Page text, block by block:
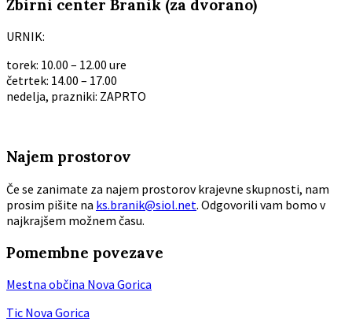
Zbirni center Branik (za dvorano)
URNIK:
torek: 10.00 – 12.00 ure
četrtek: 14.00 – 17.00
nedelja, prazniki: ZAPRTO
Najem prostorov
Če se zanimate za najem prostorov krajevne skupnosti, nam
prosim pišite na ks.branik@siol.net. Odgovorili vam bomo v
najkrajšem možnem času.
Pomembne povezave
Mestna občina Nova Gorica
Tic Nova Gorica